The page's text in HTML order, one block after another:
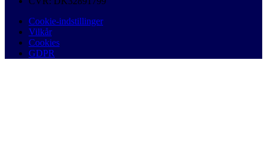
Cookie-indstillinger
Vilkår
Cookies
GDPR